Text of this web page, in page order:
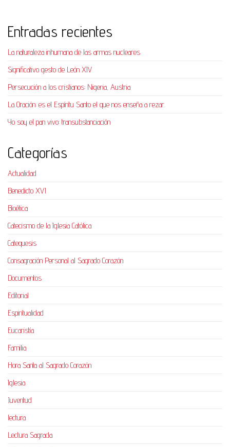
Entradas recientes
La naturaleza inhumana de las armas nucleares
Significativo gesto de León XIV
Persecución a los cristianos: Nigeria, Austria
La Oración: es el Espíritu Santo el que nos enseña a rezar.
Yo soy el pan vivo: transubstanciación
Categorías
Actualidad
Benedicto XVI
Bioética
Catecismo de la Iglesia Católica
Catequesis
Consagración Personal al Sagrado Corazón
Documentos
Editorial
Espiritualidad
Eucaristía
Familia
Hora Santa al Sagrado Corazón
Iglesia
Juventud
lectura
Lectura Sagrada